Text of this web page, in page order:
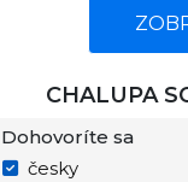
CHALUPA
Dohovoríte sa
česky